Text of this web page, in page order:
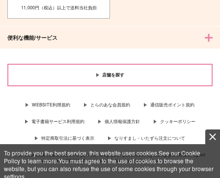
To provide you the best service, this website uses cookies.See our Cookie
Policy to learn more.You must agree to the use of cookies to browse the
website, but you can also refuse the use of some cookies through your browser
settings.
11,000円（税込）以上で送料当社負担
便利な機能/サービス
店舗を探す
WEBSITE利用規約 とらのあな会員規約 通信販売ポイント規約
電子書籍サービス利用規約 個人情報保護方針 クッキーポリシー
特定商取引法に基づく表示 なりすまし・いたずら注文について
For Overseas customer, now you can ship your purchases by using purchases agent
services “AOCS”! Click {more…} for more information …more